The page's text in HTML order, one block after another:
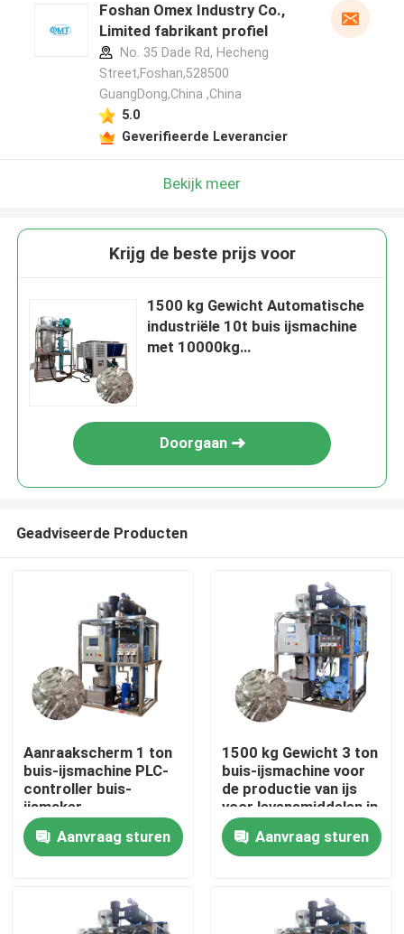
Huis
Foshan Omex Industry Co.,
Limited fabrikant profiel
No. 35 Dade Rd, Hecheng
Street,Foshan,528500
GuangDong,China ,China
5.0
Geverifieerde Leverancier
Bekijk meer
Krijg de beste prijs voor
1500 kg Gewicht Automatische
industriële 10t buis ijsmachine
met 10000kg
Doorgaan
Geadviseerde Producten
Aanraakscherm 1 ton
buis-ijsmachine PLC-
controller buis-
ijsmaker
geautomatiseerd
Aanvraag sturen
1500 kg Gewicht 3 ton
buis-ijsmachine voor
de productie van ijs
voor levensmiddelen in
de verkoop en
prestatiesAanvraag sturen